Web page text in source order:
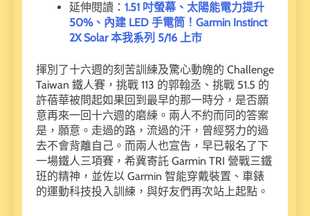
延伸閱讀： 1.51 吋螢幕、太陽能電力提升
50%、內建 LED 手電筒！Garmin Instinct
2X Solar 本我系列 5/16 上市
揮別了十六週的刻苦訓練及驚心動魄的 Challenge
Taiwan 鐵人賽，挑戰 113 的郭翰丞、挑戰 51.5 的
許蓓華被問起如果回到最早的那一時分，是否願
意再來一回十六週的磨練。兩人不約而同的答案
是，願意。走過的路，流過的汗，曾經努力的過
去不會背離自己。而兩人也宣告，早已報名了下
一場鐵人三項賽，希冀寄託 Garmin TRI 營戰三鐵
班的精神，並佐以 Garmin 智能穿戴裝置、車錶
的運動科技投入訓練，與好友們再次站上起點。